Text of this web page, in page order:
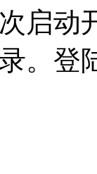
启动
。登